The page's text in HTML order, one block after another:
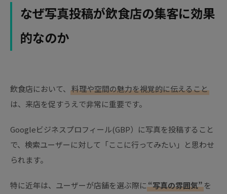
なぜ写真投稿が飲食店の集客に効果
的なのか
飲食店において、 料理や空間の魅力を視覚的に伝えること
は、来店を促すうえで非常に重要です。
Googleビジネスプロフィール(GBP）に写真を投稿すること
で、検索ユーザーに対して「ここに行ってみたい」と思わせ
られます。
特に近年は、ユーザーが店舗を選ぶ際に“写真の雰囲気”を